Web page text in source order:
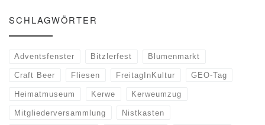
SCHLAGWÖRTER
Adventsfenster Bitzlerfest Blumenmarkt
Craft Beer Fliesen FreitagInKultur GEO-Tag
Heimatmuseum Kerwe Kerweumzug
Mitgliederversammlung Nistkasten